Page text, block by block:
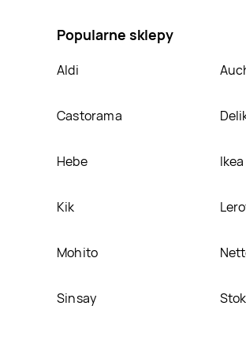
Popularne sklepy
Aldi
Castorama
Hebe Ikea
Kik
Mohito
Sinsay